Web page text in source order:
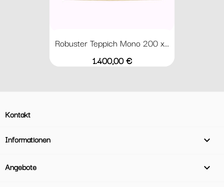
Robuster Teppich Mono 200 x...
Preis
1.400,00 €
Kontakt
Informationen 
Angebote 